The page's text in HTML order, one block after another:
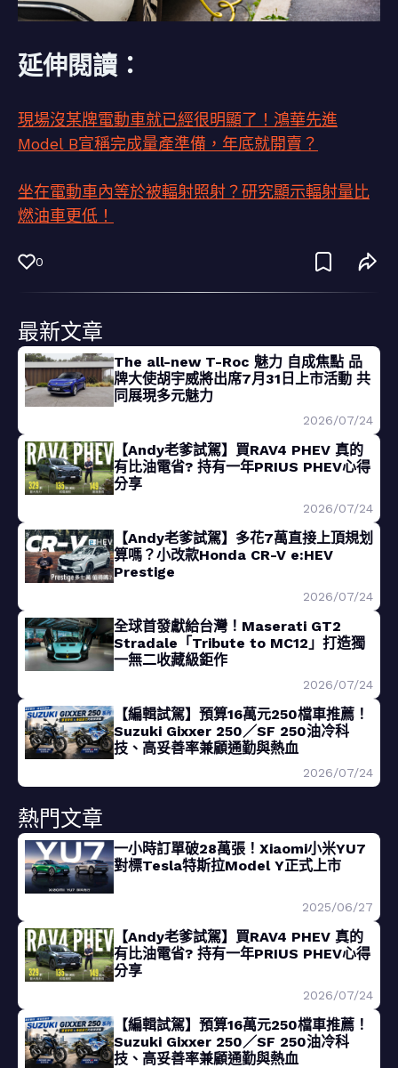
延伸閱讀：
現場沒某牌電動車就已經很明顯了！鴻華先進
Model B宣稱完成量產準備，年底就開賣？
坐在電動車內等於被輻射照射？研究顯示輻射量比
燃油車更低！
0
最新文章
The all-new T-Roc 魅力 自成焦點 品
牌大使胡宇威將出席7月31日上市活動 共
同展現多元魅力
2026/07/24
【Andy老爹試駕】買RAV4 PHEV 真的
有比油電省? 持有一年PRIUS PHEV心得
分享
2026/07/24
【Andy老爹試駕】多花7萬直接上頂規划
算嗎？小改款Honda CR-V e:HEV
Prestige
2026/07/24
全球首發獻給台灣！Maserati GT2
Stradale「Tribute to MC12」打造獨
一無二收藏級鉅作
2026/07/24
【編輯試駕】預算16萬元250檔車推薦！
Suzuki Gixxer 250／SF 250油冷科
技、高妥善率兼顧通勤與熱血
2026/07/24
熱門文章
一小時訂單破28萬張！Xiaomi小米YU7
對標Tesla特斯拉Model Y正式上市
2025/06/27
【Andy老爹試駕】買RAV4 PHEV 真的
有比油電省? 持有一年PRIUS PHEV心得
分享
2026/07/24
【編輯試駕】預算16萬元250檔車推薦！
Suzuki Gixxer 250／SF 250油冷科
技、高妥善率兼顧通勤與熱血